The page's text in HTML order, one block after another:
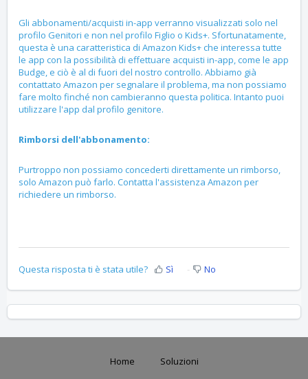
Gli abbonamenti/acquisti in-app verranno visualizzati solo nel
profilo Genitori e non nel profilo Figlio o Kids+. Sfortunatamente,
questa è una caratteristica di Amazon Kids+ che interessa tutte
le app con la possibilità di effettuare acquisti in-app, come le app
Budge, e ciò è al di fuori del nostro controllo. Abbiamo già
contattato Amazon per segnalare il problema, ma non possiamo
fare molto finché non cambieranno questa politica. Intanto puoi
utilizzare l'app dal profilo genitore.
Rimborsi dell'abbonamento:
Purtroppo non possiamo concederti direttamente un rimborso,
solo Amazon può farlo. Contatta l'assistenza Amazon per
richiedere un rimborso.
Questa risposta ti è stata utile? Sì No
Home Soluzioni